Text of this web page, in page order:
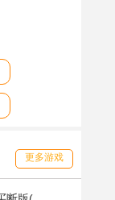
更多游戏